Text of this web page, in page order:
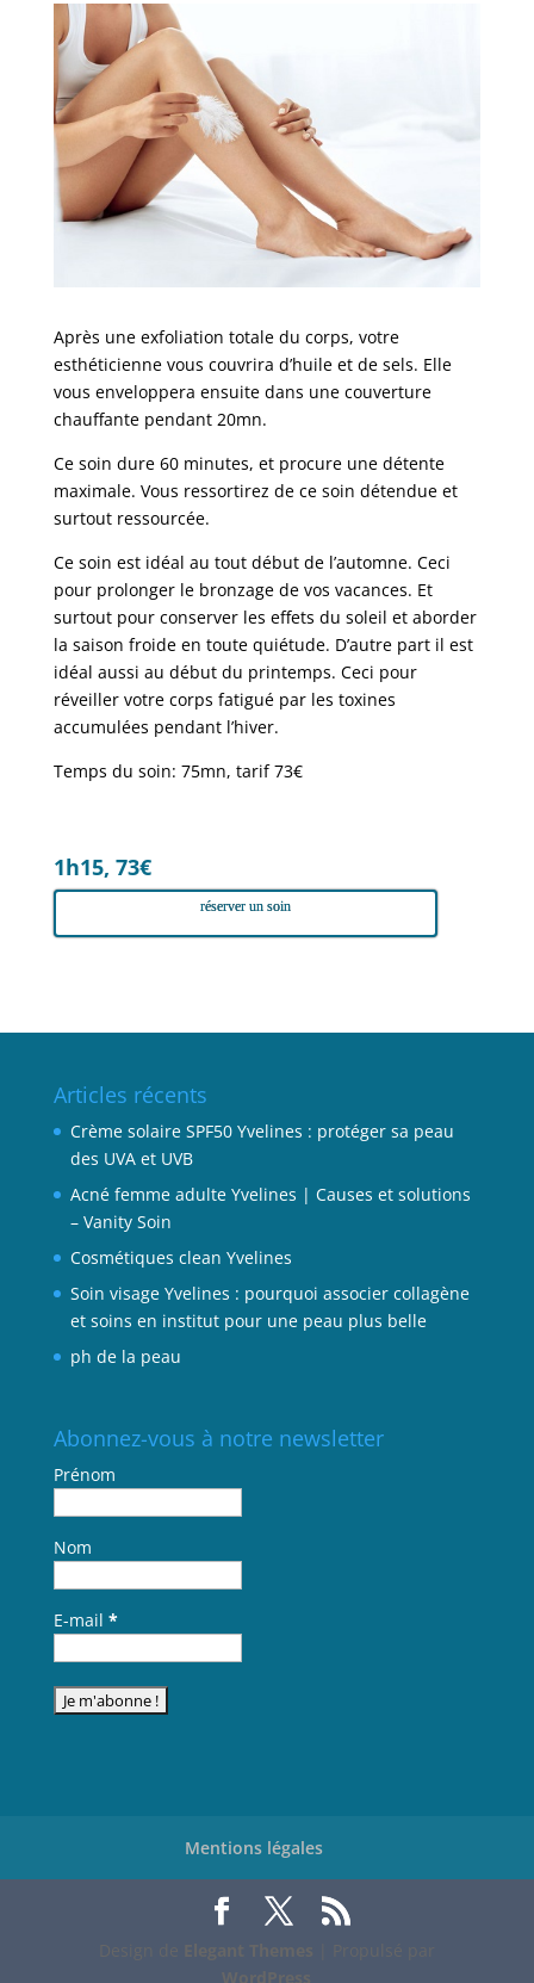
Après une exfoliation totale du corps, votre
esthéticienne vous couvrira d’huile et de sels. Elle
vous enveloppera ensuite dans une couverture
chauffante pendant 20mn.
Ce soin dure 60 minutes, et procure une détente
maximale. Vous ressortirez de ce soin détendue et
surtout ressourcée.
Ce soin est idéal au tout début de l’automne. Ceci
pour prolonger le bronzage de vos vacances. Et
surtout pour conserver les effets du soleil et aborder
la saison froide en toute quiétude. D’autre part il est
idéal aussi au début du printemps. Ceci pour
réveiller votre corps fatigué par les toxines
accumulées pendant l’hiver.
Temps du soin: 75mn, tarif 73€
1h15, 73€
réserver un soin
Articles récents
Crème solaire SPF50 Yvelines : protéger sa peau
des UVA et UVB
Acné femme adulte Yvelines | Causes et solutions
– Vanity Soin
Cosmétiques clean Yvelines
Soin visage Yvelines : pourquoi associer collagène
et soins en institut pour une peau plus belle
ph de la peau
Abonnez-vous à notre newsletter
Prénom
Nom
E-mail *
Mentions légales
Design de Elegant Themes | Propulsé par
WordPress